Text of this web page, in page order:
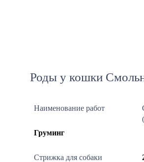
Роды у кошки
Наименование работ
Груминг
Стрижка для собаки